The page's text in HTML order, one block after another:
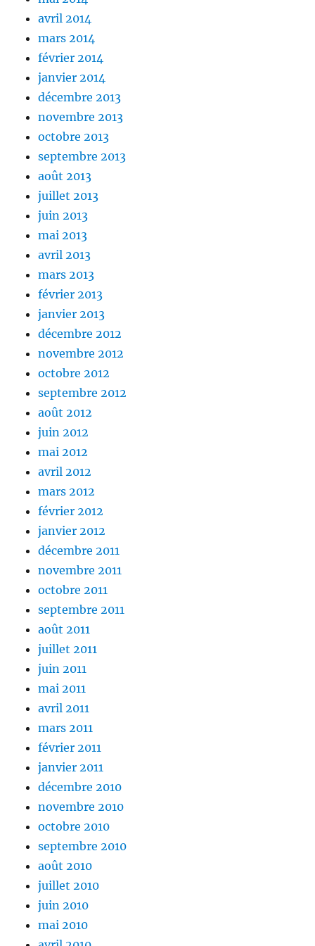
avril 2014
mars 2014
février 2014
janvier 2014
décembre 2013
novembre 2013
octobre 2013
septembre 2013
août 2013
juillet 2013
juin 2013
mai 2013
avril 2013
mars 2013
février 2013
janvier 2013
décembre 2012
novembre 2012
octobre 2012
septembre 2012
août 2012
juin 2012
mai 2012
avril 2012
mars 2012
février 2012
janvier 2012
décembre 2011
novembre 2011
octobre 2011
septembre 2011
août 2011
juillet 2011
juin 2011
mai 2011
avril 2011
mars 2011
février 2011
janvier 2011
décembre 2010
novembre 2010
octobre 2010
septembre 2010
août 2010
juillet 2010
juin 2010
mai 2010